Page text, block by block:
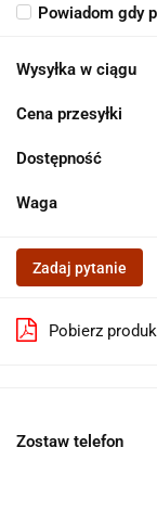
Powiadom gdy
Wysyłka w ciągu
Cena przesyłki
Dostępność
Waga
Zadaj pytanie
Pobierz
Zostaw telefon